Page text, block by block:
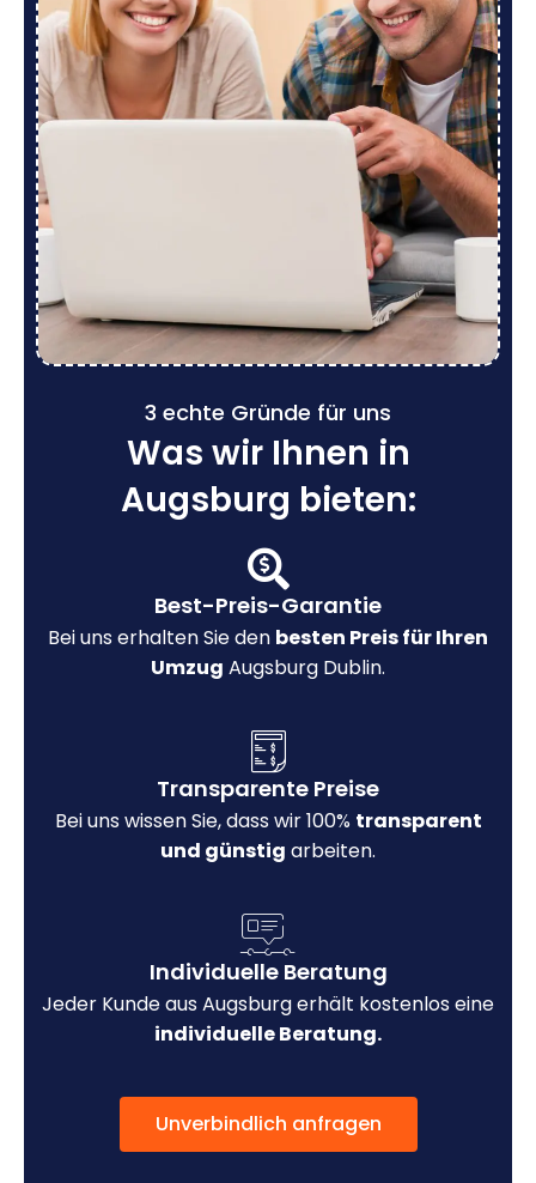
3 echte Gründe für uns
Was wir Ihnen in
Augsburg bieten:
Best-Preis-Garantie
Bei uns erhalten Sie den besten Preis für Ihren
Umzug Augsburg Dublin.
Transparente Preise
Bei uns wissen Sie, dass wir 100% transparent
und günstig arbeiten.
Individuelle Beratung
Jeder Kunde aus Augsburg erhält kostenlos eine
individuelle Beratung.
Unverbindlich anfragen